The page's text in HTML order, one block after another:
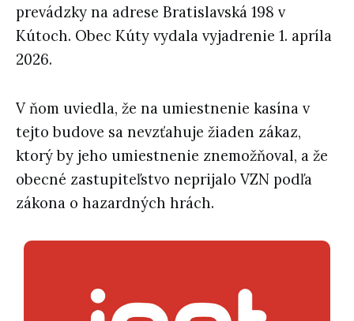
prevádzky na adrese Bratislavská 198 v
Kútoch. Obec Kúty vydala vyjadrenie 1. apríla
2026.
V ňom uviedla, že na umiestnenie kasína v
tejto budove sa nevzťahuje žiaden zákaz,
ktorý by jeho umiestnenie znemožňoval, a že
obecné zastupiteľstvo neprijalo VZN podľa
zákona o hazardných hrách.